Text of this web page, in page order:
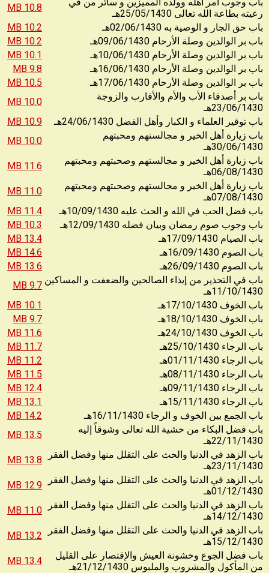
رعيته بطاعة الله تعالى 25/05/1430هـ
10.8 MB
باب حق الجار و الوصية به 02/06/1430هـ 10.2 MB
باب بر الوالدين وصلة الأرحام 09/06/1430هـ 10.2 MB
باب بر الوالدين وصلة الأرحام 10/06/1430هـ 10.1 MB
باب بر الوالدين وصلة الأرحام 16/06/1430هـ 9.8 MB
باب بر الوالدين وصلة الأرحام 17/06/1430هـ 10.5 MB
باب بر أصدقاء الأب والأم والأقارب والزوجة
23/06/1430هـ
10.0 MB
باب توقير العلماء و الكبار وأهل الفضل 24/06/1430هـ 10.9 MB
باب زيارة أهل الخير و مجالستهم ومحبتهم
30/06/1430هـ
10.0 MB
باب زيارة أهل الخير و مجالستهم وصحبتهم ومحبتهم
06/08/1430هـ
11.6 MB
باب زيارة أهل الخير و مجالستهم وصحبتهم ومحبتهم
07/08/1430هـ
11.0 MB
باب فضل الحب في الله و الحث عليه 10/09/1430هـ 11.4 MB
باب وجوب صوم رمضان وبيان فضله 12/09/1430هـ 10.3 MB
باب الصيام 17/09/1430هـ 13.4 MB
باب الصوم 16/09/1430هـ 14.6 MB
باب الصوم 26/09/1430هـ 13.6 MB
باب في التحذير من إيذاء الصالحين والضعفت و المساكين
11/10/1430هـ
9.7 MB
باب الخوف 17/10/1430هـ 10.1 MB
باب الخوف 18/10/1430هـ 9.7 MB
باب الخوف 24/10/1430هـ 11.6 MB
باب الرجاء 25/10/1430هـ 11.7 MB
باب الرجاء 01/11/1430هـ 11.2 MB
باب الرجاء 08/11/1430هـ 11.5 MB
باب الرجاء 09/11/1430هـ 12.4 MB
باب الرجاء 15/11/1430هـ 13.1 MB
باب الجمع بين الخوف و الرجاء 16/11/1430هـ 14.2 MB
باب فضل البكاء من خشية الله تعالى وشوقاً إليه
22/11/1430هـ
13.5 MB
باب الزهد في الدنيا والحث على التقلل منها وفضل الفقر
23/11/1430هـ
13.8 MB
باب الزهد في الدنيا والحث على التقلل منها وفضل الفقر
01/12/1430هـ
12.9 MB
باب الزهد في الدنيا والحث على التقلل منها وفضل الفقر
14/12/1430هـ
11.0 MB
باب الزهد في الدنيا والحث على التقلل منها وفضل الفقر
15/12/1430هـ
13.2 MB
باب فضل الجوع وخشونة العيش والإقتصار على القليل
من المأكول والمشروب والملبوس 21/12/1430هـ
13.4 MB